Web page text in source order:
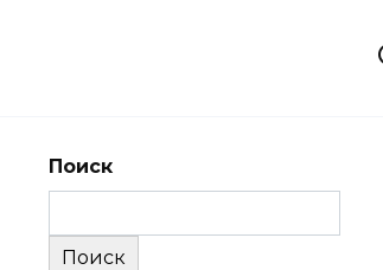
Поиск
Поиск